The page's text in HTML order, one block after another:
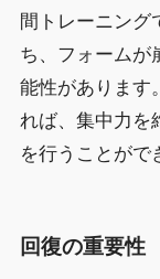
間トレーニング
ち、フォームが
能性があります
れば、集中力を
を行うことがで
回復の重要性